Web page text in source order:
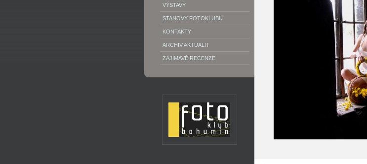
VÝSTAVY
STANOVY FOTOKLUBU
KONTAKTY
ARCHIV AKTUALIT
ZAJÍMAVÉ RECENZE